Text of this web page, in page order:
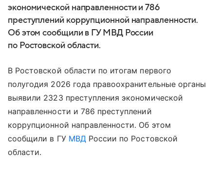
экономической направленности и 786
преступлений коррупционной направленности.
Об этом сообщили в ГУ МВД России
по Ростовской области.
В Ростовской области по итогам первого
полугодия 2026 года правоохранительные органы
выявили 2323 преступления экономической
направленности и 786 преступлений
коррупционной направленности. Об этом
сообщили в ГУ МВД России по Ростовской
области.